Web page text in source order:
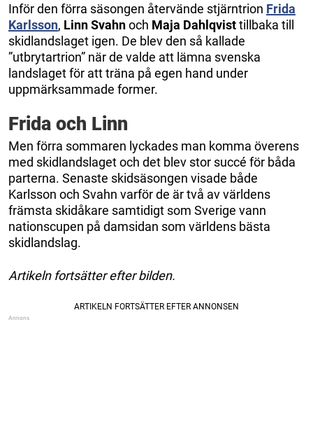
Inför den förra säsongen återvände stjärntrion Frida
Karlsson, Linn Svahnoch Maja Dahlqvisttillbaka till
skidlandslaget igen. De blev den så kallade
”utbrytartrion” när de valde att lämna svenska
landslaget för att träna på egen hand under
uppmärksammade former.
Frida och Linn
Men förra sommaren lyckades man komma överens
med skidlandslaget och det blev stor succé för båda
parterna. Senaste skidsäsongen visade både
Karlsson och Svahn varför de är två av världens
främsta skidåkare samtidigt som Sverige vann
nationscupen på damsidan som världens bästa
skidlandslag.
Artikeln fortsätter efter bilden.